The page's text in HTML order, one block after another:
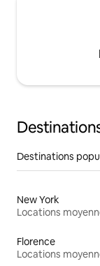
Destinations
New York
Florence